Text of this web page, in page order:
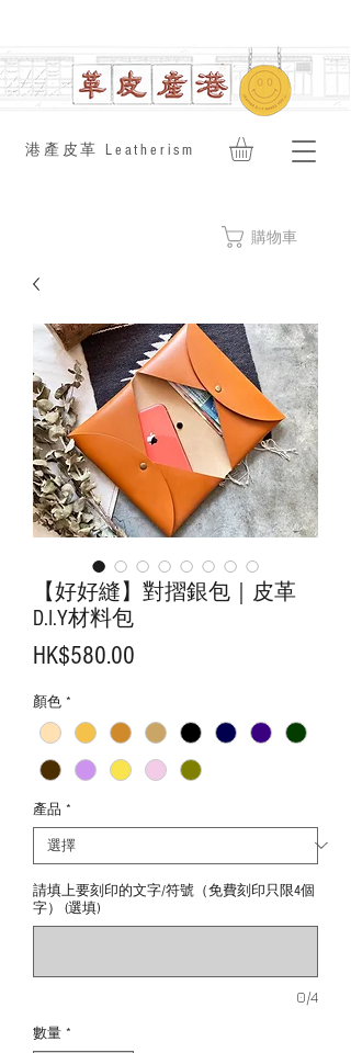
​港產皮革 Leatherism
購物車
【好好縫】對摺銀包｜皮革
D.I.Y材料包
HK$580.00
顏色 *
產品 *
請填上要刻印的文字/符號（免費刻印只限4個
字） (選填)
0/4
數量 *